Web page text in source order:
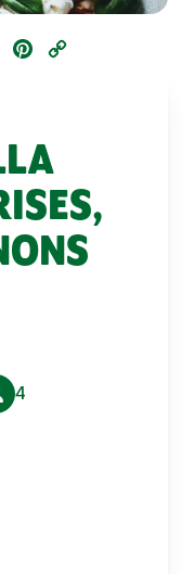
Email Pinterest
4